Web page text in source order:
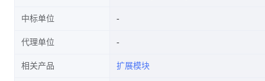
中标单位
代理单位
相关产品 扩展模块